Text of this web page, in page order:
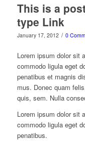
This is a
type Link
January 17, 2012 / 0
Lorem ipsum dolor sit
commodo ligula eget
penatibus et magnis
mus. Donec quam
quis, sem. Nulla
Lorem ipsum dolor sit
commodo ligula eget
penatibus.